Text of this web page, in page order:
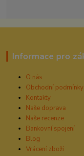
Informace pro
O nás
Obchodní podmínky
Kontakty
Naše doprava
Naše recenze
Bankovní spojení
Blog
Vrácení zboží